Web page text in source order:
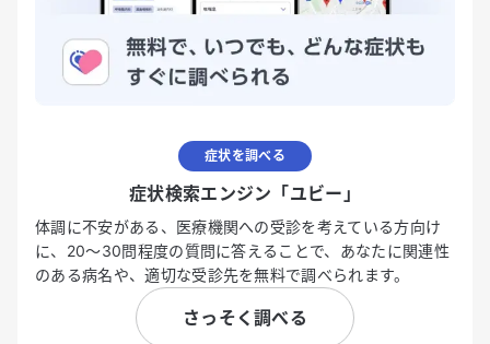
症状を調べる
症状検索エンジン「ユビー」
体調に不安がある、医療機関への受診を考えている方向け
に、20〜30問程度の質問に答えることで、あなたに関連性
のある病名や、適切な受診先を無料で調べられます。
さっそく調べる